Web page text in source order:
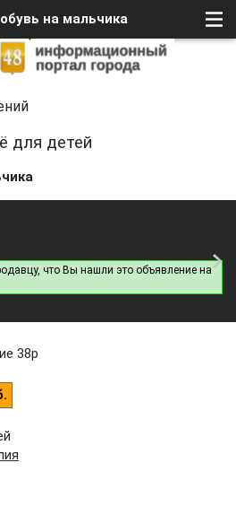
на мальчика
для детей
что Вы нашли это объявление на
38р